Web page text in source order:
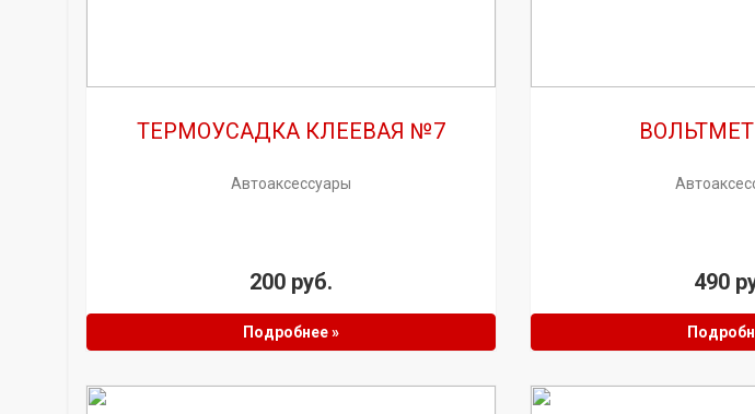
ТЕРМОУСАДКА КЛЕЕВАЯ №7
Автоаксессуары
200 руб.
Подробнее »
490